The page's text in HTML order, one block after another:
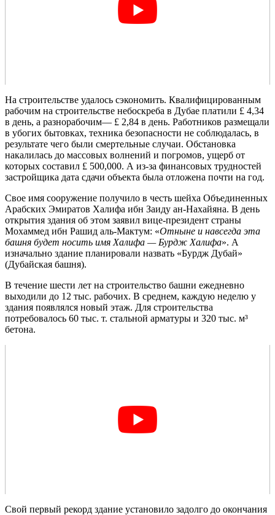
На строительстве удалось сэкономить. Квалифицированным
рабочим на строительстве небоскреба в Дубае платили £ 4,34
в день, а разнорабочим— £ 2,84 в день. Работников размещали
в убогих бытовках, техника безопасности не соблюдалась, в
результате чего были смертельные случаи. Обстановка
накалилась до массовых волнений и погромов, ущерб от
которых составил £ 500,000. А из-за финансовых трудностей
застройщика дата сдачи объекта была отложена почти на год.
Свое имя сооружение получило в честь шейха Объединенных
Арабских Эмиратов Халифа ибн Заиду ан-Нахайяна. В день
открытия здания об этом заявил вице-президент страны
Мохаммед ибн Рашид аль-Мактум: «Отныне и навсегда эта
башня будет носить имя Халифа — Бурдж Халифа». А
изначально здание планировали назвать «Бурдж Дубай»
(Дубайская башня).
В течение шести лет на строительство башни ежедневно
выходили до 12 тыс. рабочих. В среднем, каждую неделю у
здания появлялся новый этаж. Для строительства
потребовалось 60 тыс. т. стальной арматуры и 320 тыс. м³
бетона.
Свой первый рекорд здание установило задолго до окончания